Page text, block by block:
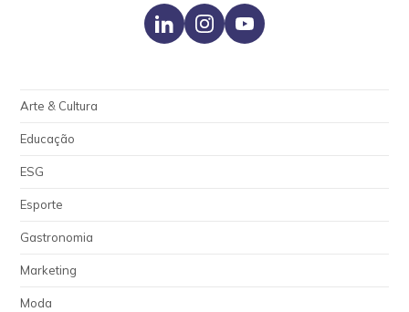
Arte & Cultura
Educação
ESG
Esporte
Gastronomia
Marketing
Moda